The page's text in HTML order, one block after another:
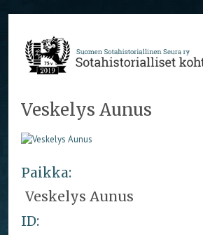
Veskelys Aunus
Paikka:
Veskelys Aunus
ID: